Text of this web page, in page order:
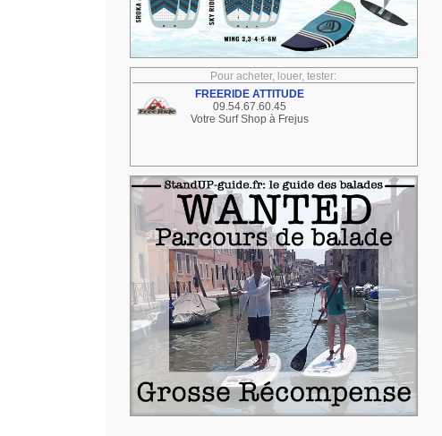
Pour acheter, louer, tester:
FREERIDE ATTITUDE
09.54.67.60.45
Votre Surf Shop à Frejus